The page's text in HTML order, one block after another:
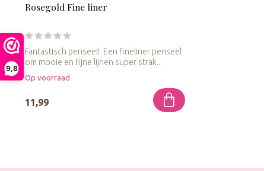
9,8
Rosegold Fine liner
Fantastisch penseel! Een fineliner penseel
om mooie en fijne lijnen super strak...
Op voorraad
11,99